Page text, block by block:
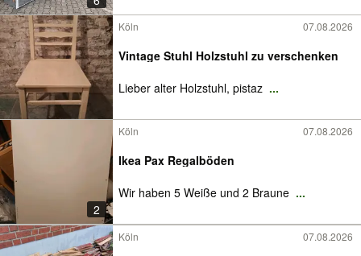
Köln 07.08.2026
Vintage Stuhl Holzstuhl zu verschenken
Lieber alter Holzstuhl, pistaz ...
2
Köln 07.08.2026
Ikea Pax Regalböden
Wir haben 5 Weiße und 2 Braune ...
Köln 07.08.2026